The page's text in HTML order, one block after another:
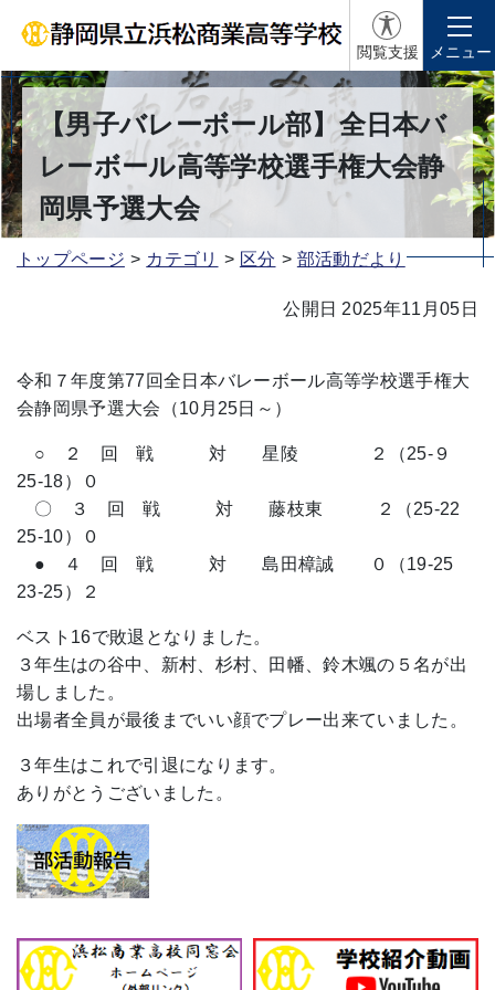
閲覧支援 メニュー
【男子バレーボール部】全日本バ
レーボール高等学校選手権大会静
岡県予選大会
トップページ カテゴリ 区分 部活動だより
公開日 2025年11月05日
令和７年度第77回全日本バレーボール高等学校選手権大
会静岡県予選大会（10月25日～）
○ ２ 回 戦 対 星陵 ２（25-９
25-18）０
〇 ３ 回 戦 対 藤枝東 ２（25-22
25-10）０
● ４ 回 戦 対 島田樟誠 ０（19-25
23-25）２
ベスト16で敗退となりました。
３年生はの谷中、新村、杉村、田幡、鈴木颯の５名が出
場しました。
出場者全員が最後までいい顔でプレー出来ていました。
３年生はこれで引退になります。
ありがとうございました。